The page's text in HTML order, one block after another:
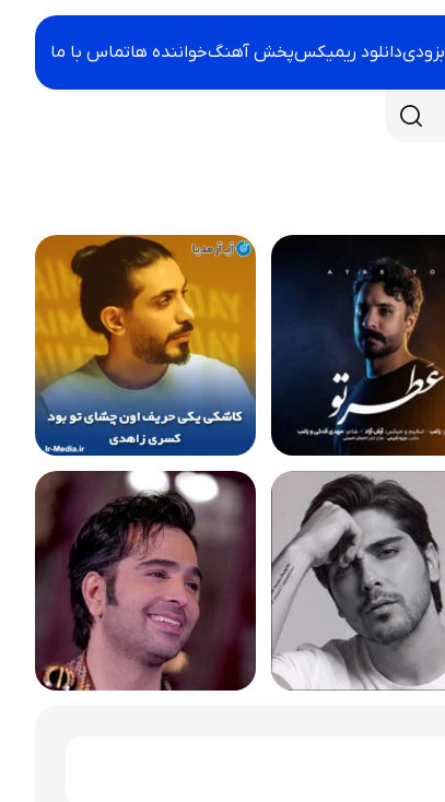
بزودیدانلود ریمیکسپخش آهنگخواننده هاتماس با ما